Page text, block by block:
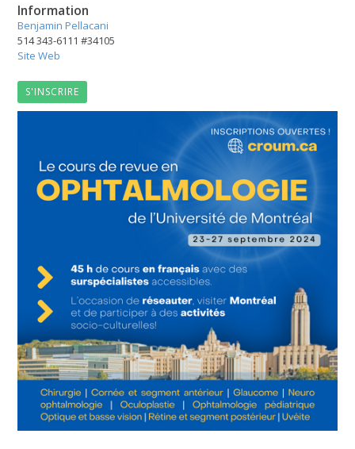
Information
Benjamin Pellacani
514 343-6111 #34105
Site Web
S'INSCRIRE